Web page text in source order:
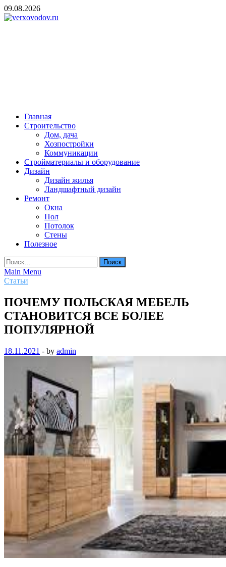
Skip
to
09.08.2026
Главная
Строительство
Дом, дача
Хозпостройки
Коммуникации
Стройматериалы и оборудование
Дизайн
Дизайн жилья
Ландшафтный дизайн
Ремонт
Окна
Пол
Потолок
Стены
Полезное
Найти:
Main Menu
Статьи
ПОЧЕМУ ПОЛЬСКАЯ МЕБЕЛЬ
СТАНОВИТСЯ ВСЕ БОЛЕЕ
ПОПУЛЯРНОЙ
18.11.2021 - by admin